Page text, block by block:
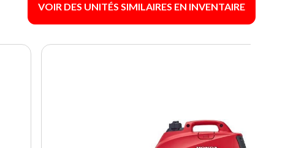
VOIR DES UNITÉS SIMILAIRES EN INVENTAIRE